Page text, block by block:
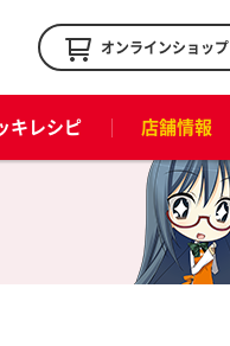
オンラインショップ
キレシピ 店舗情報